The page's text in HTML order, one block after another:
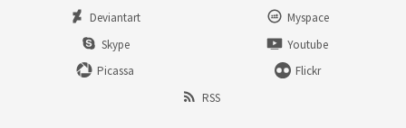
Deviantart
Myspace
Skype
Youtube
Picassa
Flickr
RSS